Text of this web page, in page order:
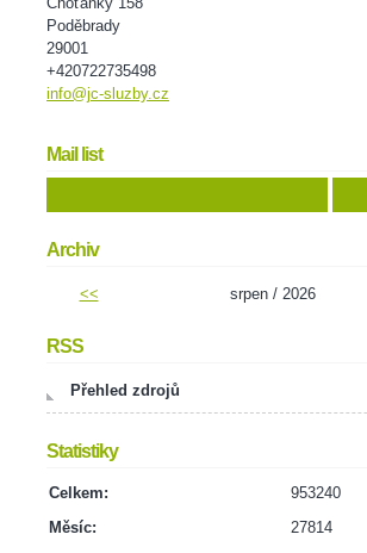
Poděbrady
29001
+420722735498
info@jc-sluzby.cz
Mail list
Archiv
<< srpen / 2026
RSS
Přehled zdrojů
Statistiky
Celkem:
953240
Měsíc:
27814